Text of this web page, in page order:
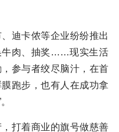
迪卡侬等企业纷纷推出
牛肉、抽奖……现实生活
参与者绞尽脑汁，在首
跑步，也有人在成功拿
打着商业的旗号做慈善